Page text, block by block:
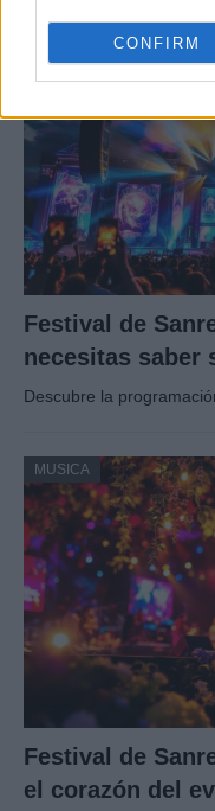
CONFIRM
Festival de
necesitas saber
Descubre la
MUSICA
Festival de
el corazón del